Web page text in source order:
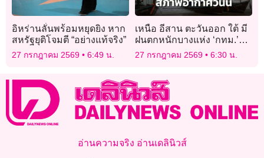
อิหร่านลั่นพร้อมหยุดยิง หาก
สหรัฐยุติโจมตี “อย่างแท้จริง”
27 กรกฎาคม 2569 6:49 น.
เหนือ อีสาน ตะวันออก ใต้ มี
ฝนตกหนักบางแห่ง ‘กทม.’
ฝนฟ้าคะนอง ร้อยละ 40 ของ
27 กรกฎาคม 2569 6:30 น.
อ่านความจริง อ่านเดลินิวส์